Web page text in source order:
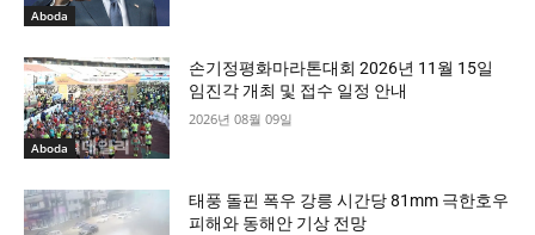
Aboda
Aboda
손기정평화마라톤대회 2026년 11월 15일
임진각 개최 및 접수 일정 안내
2026년 08월 09일
태풍 돌핀 폭우 강릉 시간당 81mm 극한호우
피해와 동해안 기상 전망